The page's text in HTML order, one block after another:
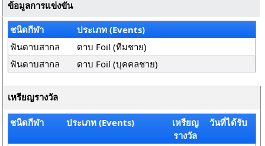
ข้อมูลการแข่งขัน
ชนิดกีฬา
ประเภท (Events)
ฟันดาบสากล
ดาบ Foil (ทีมชาย)
ฟันดาบสากล
ดาบ Foil (บุคคลชาย)
เหรียญรางวัล
ชนิดกีฬา ประเภท (Events)
เหรียญ
รางวัล
วันที่ได้รับ